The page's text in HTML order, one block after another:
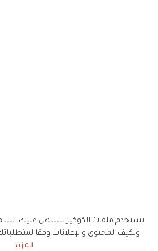
نستخدم ملفات الكوكيز لنسهل عليك
ونكيف المحتوى والإعلانات وفقا
المزيد